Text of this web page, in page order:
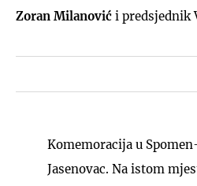
Zoran Milanović i predsjednik
Komemoracija u
Jasenovac. Na istom